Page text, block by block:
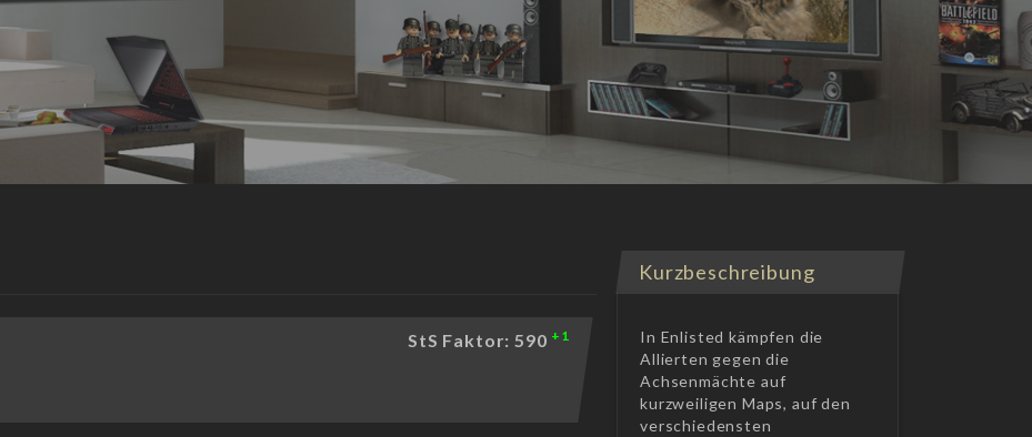
StS Faktor: 590 +1
Kurzbeschreibung
In Enlisted kämpfen die
Allierten gegen die
Achsenmächte auf
kurzweiligen Maps, auf den
verschiedensten